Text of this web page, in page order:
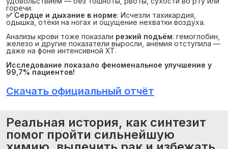
горечи.
✅ Сердце и дыхание в норме: Исчезли тахикардия,
одышка, отёки на ногах и ощущение нехватки воздуха.
Анализы крови тоже показали резкий подъём: гемоглобин,
железо и другие показатели выросли, анемия отступила —
даже на фоне интенсивной ХТ.
Исследование показало феноменальное улучшение у
99,7% пациентов!
Скачать официальный отчёт
Реальная история, как синтезит
помог пройти сильнейшую